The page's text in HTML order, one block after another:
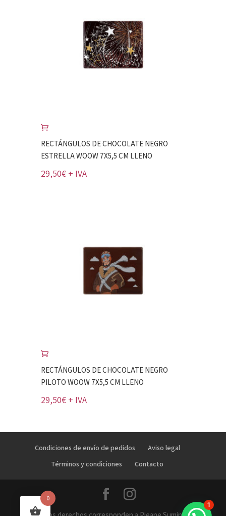
RECTÁNGULOS DE CHOCOLATE NEGRO
ESTRELLA WOOW 7X5,5 CM LLENO
29,50€ + IVA
RECTÁNGULOS DE CHOCOLATE NEGRO
PILOTO WOOW 7X5,5 CM LLENO
29,50€ + IVA
Condiciones de envío de pedidos
Aviso legal
Términos y condiciones
Contacto
0
1